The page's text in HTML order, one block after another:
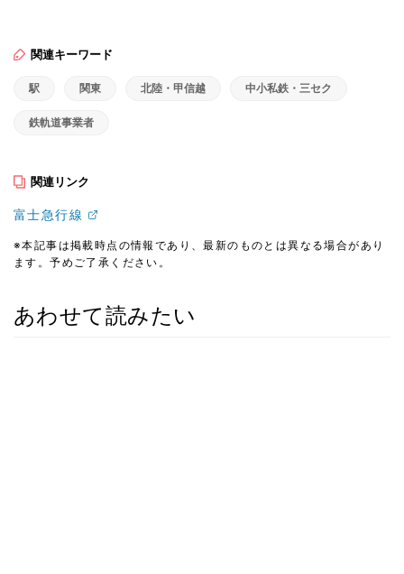
関連キーワード
駅 関東 北陸・甲信越 中小私鉄・三セク
鉄軌道事業者
関連リンク
富士急行線
※本記事は掲載時点の情報であり、最新のものとは異なる場合があり
ます。予めご了承ください。
あわせて読みたい